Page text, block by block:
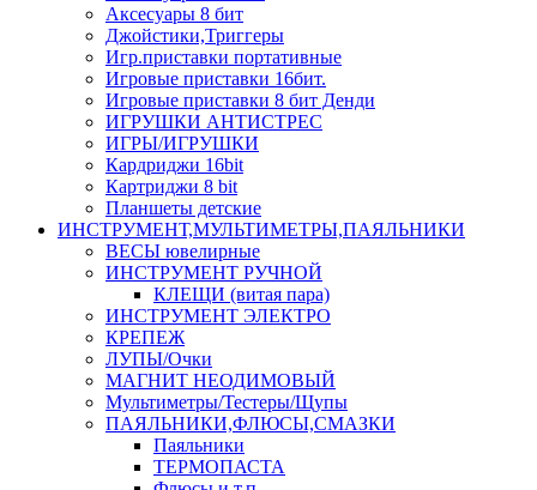
Аксесуары 8 бит
Джойстики,Триггеры
Игр.приставки портативные
Игровые приставки 16бит.
Игровые приставки 8 бит Денди
ИГРУШКИ АНТИСТРЕС
ИГРЫ/ИГРУШКИ
Кардриджи 16bit
Картриджи 8 bit
Планшеты детские
ИНСТРУМЕНТ,МУЛЬТИМЕТРЫ,ПАЯЛЬНИКИ
ВЕСЫ ювелирные
ИНСТРУМЕНТ РУЧНОЙ
КЛЕЩИ (витая пара)
ИНСТРУМЕНТ ЭЛЕКТРО
КРЕПЕЖ
ЛУПЫ/Очки
МАГНИТ НЕОДИМОВЫЙ
Мультиметры/Тестеры/Щупы
ПАЯЛЬНИКИ,ФЛЮСЫ,СМАЗКИ
Паяльники
ТЕРМОПАСТА